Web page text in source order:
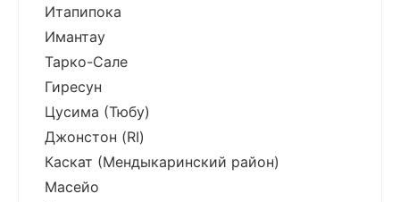
Итапипока
Имантау
Тарко-Сале
Гиресун
Цусима (Тюбу)
Джонстон (RI)
Каскат (Мендыкаринский район)
Масейо